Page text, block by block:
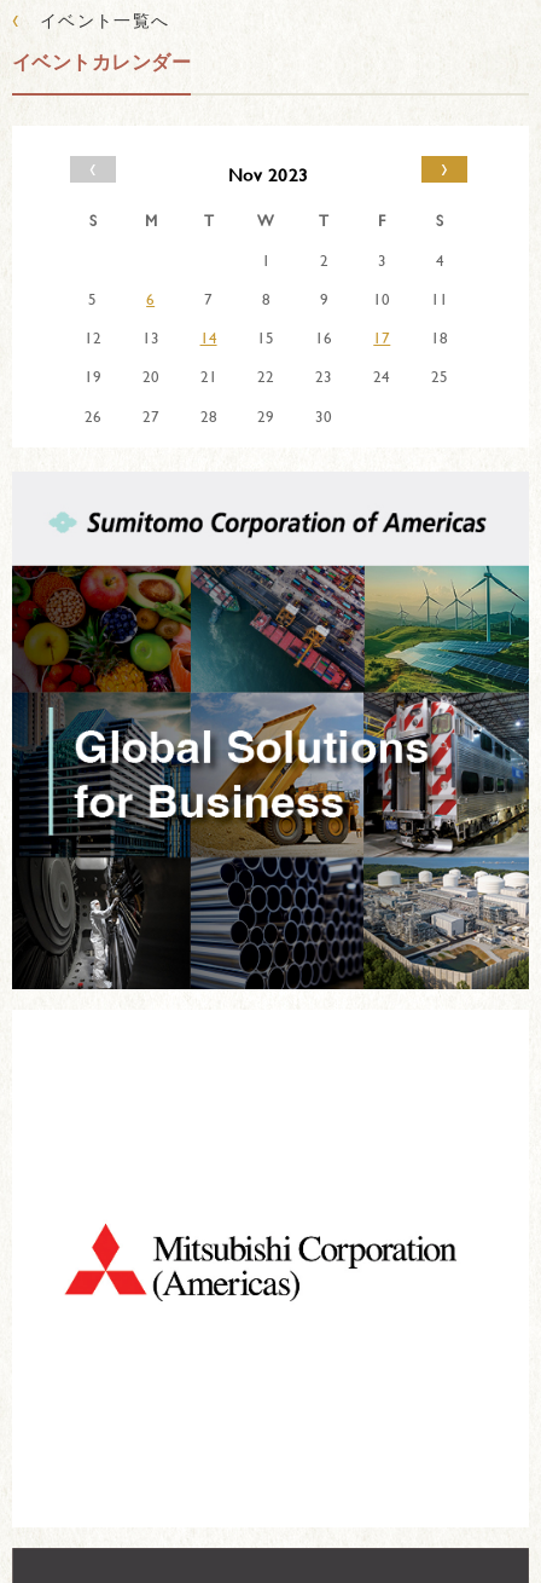
‹ イベント一覧へ
イベントカレンダー
‹ Nov 2023 ›
S M T W T F
S
1
2 3
4
5
6 7 8 9 10
11
12
13 14 15 16 17
18
19
20 21 22 23 24
25
26
27 28 29 30